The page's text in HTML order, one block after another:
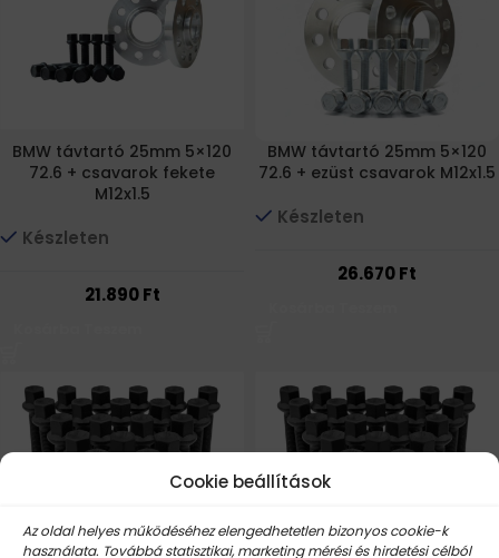
Cookie beállítások
Az oldal helyes működéséhez elengedhetetlen bizonyos cookie-k
használata. Továbbá statisztikai, marketing mérési és hirdetési célból
BMW távtartó 25mm 5×120
72.6 + csavarok fekete
M12x1.5
Készleten
21.890Ft
BMW távtartó 25mm 5×120
72.6 + ezüst csavarok M12x1.5
Készleten
26.670Ft